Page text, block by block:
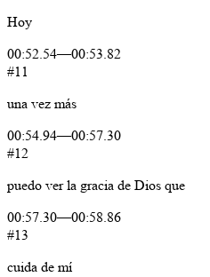
Hoy
00:52.54—00:53.82
#11
una vez más
00:54.94—00:57.30
#12
puedo ver la gracia de Dios que
00:57.30—00:58.86
#13
cuida de mí